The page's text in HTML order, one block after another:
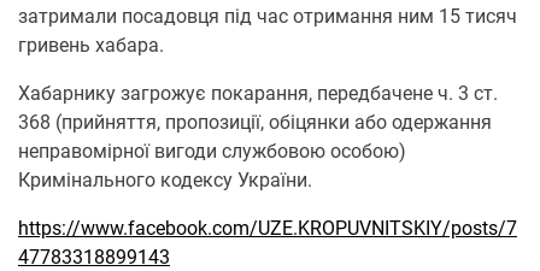
затримали посадовця під час отримання ним 15 тисяч
гривень хабара.
Хабарнику загрожує покарання, передбачене ч. 3 ст.
368 (прийняття, пропозиції, обіцянки або одержання
неправомірної вигоди службовою особою)
Кримінального кодексу України.
https://www.facebook.com/UZE.KROPUVNITSKIY/posts/7
47783318899143